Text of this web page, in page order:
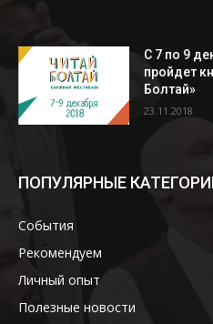
С 7 по 9
пройдет
Болтай»
23.11.2018
ПОПУЛЯРНЫЕ
События
Рекомендуем
Личный опыт
Полезные новости